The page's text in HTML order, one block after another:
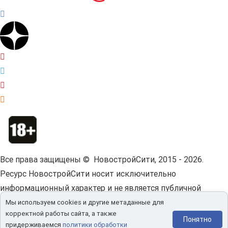
Все права защищены © НовостройСити, 2015 - 2026.
Ресурс НовостройСити носит исключительно
информационный характер и не является публичной
офертой.Пользовательское соглашение.
Мы используем cookies и другие метаданные для
Мы используем cookies и другие метаданные для
корректной работы сайта, а также
придерживаемся политики обработки
Понятно